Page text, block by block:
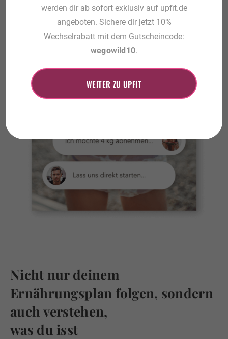
Nicht nur deinem
Ernährungsplan folgen, sondern
auch verstehen,
was du isst
werden dir ab sofort exklusiv auf upfit.de
angeboten. Sichere dir jetzt 10%
Wechselrabatt mit dem Gutscheincode:
wegowild10.
WEITER ZU UPFIT